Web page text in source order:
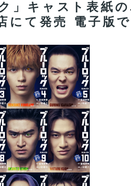
」キャスト表紙
にて発売 電子版